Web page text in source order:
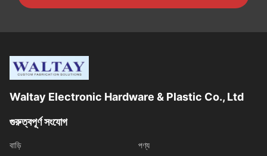
Waltay Electronic Hardware & Plastic Co., Ltd
গুরুত্বপূর্ণ সংযোগ
বাড়ি
পণ্য